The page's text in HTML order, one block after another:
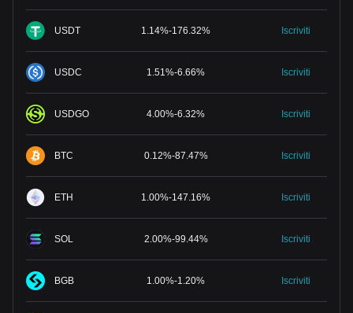
USDT 1.14%-176.32% Iscriviti
USDC 1.51 %-6.66% Iscriviti
USDGO 4.00%-6.32% Iscriviti
BTC 0.12%-87.47% Iscriviti
ETH 1.00%-147.16% Iscriviti
SOL 2.00%-99.44% Iscriviti
BGB 1.00%-1.20% Iscriviti